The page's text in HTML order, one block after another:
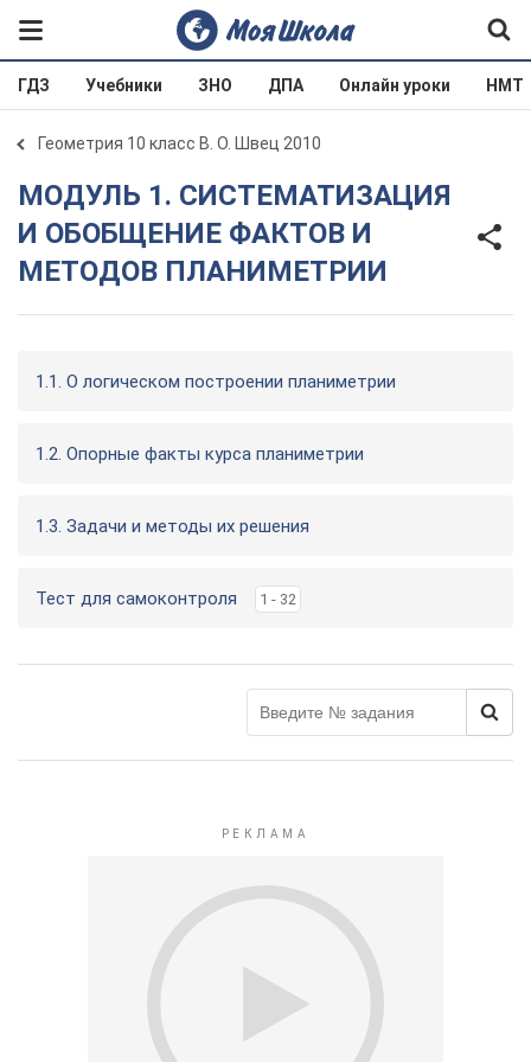
ГДЗ Учебники ЗНО ДПА Онлайн уроки НМТ
Геометрия 10 класс В. О. Швец 2010
МОДУЛЬ 1. СИСТЕМАТИЗАЦИЯ
И ОБОБЩЕНИЕ ФАКТОВ И
МЕТОДОВ ПЛАНИМЕТРИИ
1.1. О логическом построении планиметрии
1.2. Опорные факты курса планиметрии
1.3. Задачи и методы их решения
Тест для самоконтроля 1 - 32